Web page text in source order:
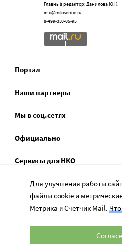
Главный редактор: Данилова Ю.К.
info@miloserdie.ru
8-499-350-05-95
Портал
Наши партнеры
Мы в соц.сетях
Официально
Сервисы для НКО
Спецпроекты
Социальное служение
Для улучшения работы
файлы cookie и
Метрика и Счетчик Mail. Что